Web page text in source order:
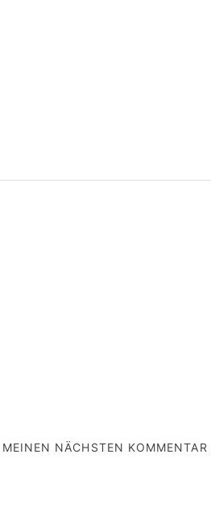
NÄCHSTEN KOMMENTAR